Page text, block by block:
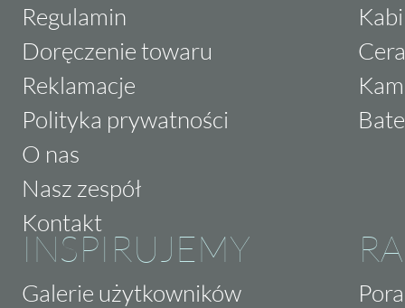
Regulamin
Doręczenie towaru
Reklamacje
Polityka prywatności
O nas
Nasz zespół
Kontakt
INSPIRUJEMY
Galerie użytkowników